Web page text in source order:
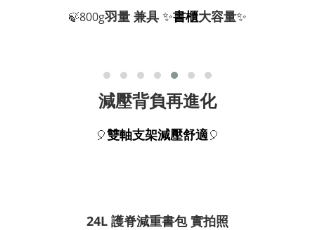
🍃800g羽量 兼具 ✨書櫃大容量✨
減壓背負再進化
🎈雙軸支架減壓舒適🎈
24L 護脊減重書包 實拍照